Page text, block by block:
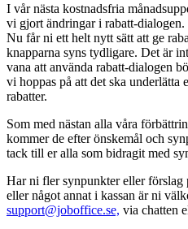
I vår nästa kostnadsfria
vi gjort ändringar i rabatt-dialogen.
Nu får ni ett helt nytt sätt att ge
knapparna syns tydligare. Det är
vana att använda rabatt-dialogen
vi hoppas på att det ska underlätta
rabatter.
Som med nästan alla våra
kommer de efter önskemål och
tack till er alla som bidragit med
Har ni fler synpunkter eller förslag
eller något annat i kassan är ni
support@joboffice.se, via chatten